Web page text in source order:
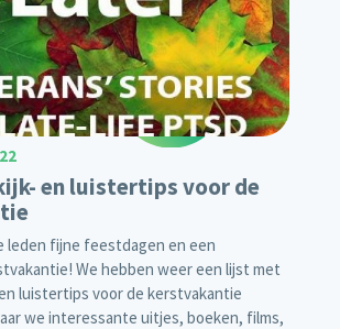
en luistertips voor de
leden fijne feestdagen en een
We hebben weer een lijst met
luistertips voor de kerstvakantie
we interessante uitjes, boeken, films,